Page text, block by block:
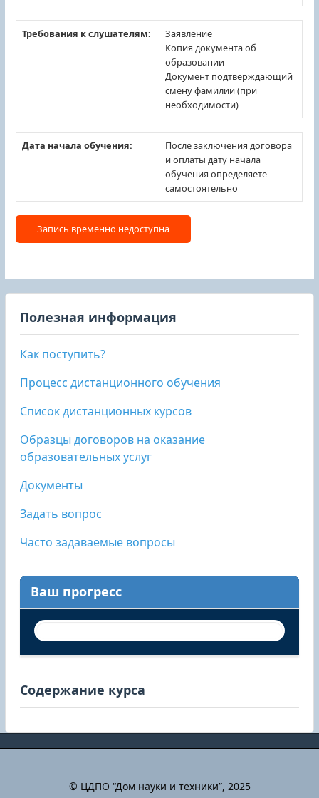
Полезная информация
Как поступить?
Процесс дистанционного обучения
Список дистанционных курсов
Образцы договоров на оказание
образовательных услуг
Документы
Задать вопрос
Часто задаваемые вопросы
Ваш прогресс
Содержание курса
Требования к слушателям:
Заявление
Копия документа об
образовании
Документ подтверждающий
смену фамилии (при
необходимости)
Дата начала обучения:
После заключения договора
и оплаты дату начала
обучения определяете
самостоятельно
© ЦДПО “Дом науки и техники”, 2025